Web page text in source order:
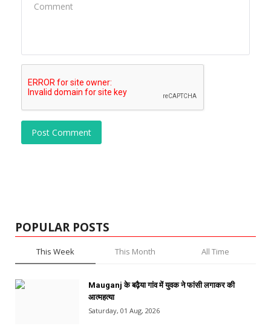
Post Comment
POPULAR POSTS
This Week This Month All Time
Mauganj के बढ़ैया गांव में युवक ने फांसी लगाकर की
आत्महत्या
Saturday, 01 Aug, 2026